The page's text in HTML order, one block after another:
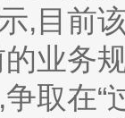
,目前
业务
取在“